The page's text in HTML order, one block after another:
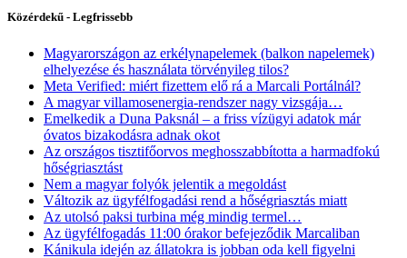
Közérdekű - Legfrissebb
Magyarországon az erkélynapelemek (balkon napelemek)
elhelyezése és használata törvényileg tilos?
Meta Verified: miért fizettem elő rá a Marcali Portálnál?
A magyar villamosenergia-rendszer nagy vizsgája…
Emelkedik a Duna Paksnál – a friss vízügyi adatok már
óvatos bizakodásra adnak okot
Az országos tisztifőorvos meghosszabbította a harmadfokú
hőségriasztást
Nem a magyar folyók jelentik a megoldást
Változik az ügyfélfogadási rend a hőségriasztás miatt
Az utolsó paksi turbina még mindig termel…
Az ügyfélfogadás 11:00 órakor befejeződik Marcaliban
Kánikula idején az állatokra is jobban oda kell figyelni